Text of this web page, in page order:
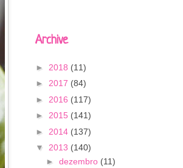
Archive
► 2018 (11)
► 2017 (84)
► 2016 (117)
► 2015 (141)
► 2014 (137)
▼ 2013 (140)
► dezembro (11)